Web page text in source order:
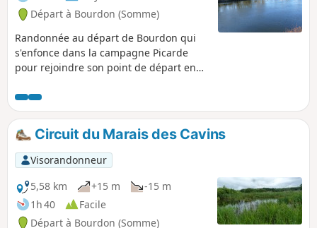
Départ à Bourdon (Somme)
Randonnée au départ de Bourdon qui
s'enfonce dans la campagne Picarde
pour rejoindre son point de départ en
Circuit du Marais des Cavins
Visorandonneur
5,58 km
+15 m
-15 m
1h 40
Facile
Départ à Bourdon (Somme)